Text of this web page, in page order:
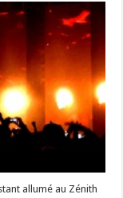
allumé au Zénith